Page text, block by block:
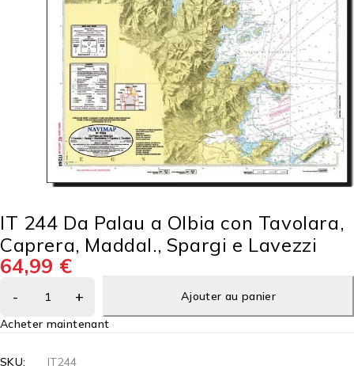
IT 244 Da Palau a Olbia con Tavolara,
Caprera, Maddal., Spargi e Lavezzi
64,99 €
Ajouter au panier
Acheter maintenant
SKU: IT244